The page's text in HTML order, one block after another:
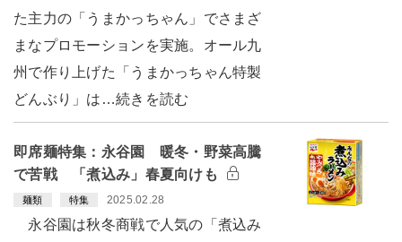
た主力の「うまかっちゃん」でさまざ
まなプロモーションを実施。オール九
州で作り上げた「うまかっちゃん特製
どんぶり」は…続きを読む
即席麺特集：永谷園 暖冬・野菜高騰
で苦戦 「煮込み」春夏向けも
麺類 特集 2025.02.28
永谷園は秋冬商戦で人気の「煮込み